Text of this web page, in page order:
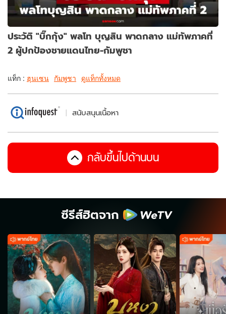
ประวัติ "บิ๊กกุ้ง" พลโท บุญสิน พาดกลาง แม่ทัพภาคที่
2 ผู้ปกป้องชายแดนไทย-กัมพูชา
แท็ก : ฮุนเซน กัมพูชา ดูแท็กทั้งหมด
สนับสนุนเนื้อหา
กลับขึ้นไปด้านบน
ซีรีส์ฮิตจาก